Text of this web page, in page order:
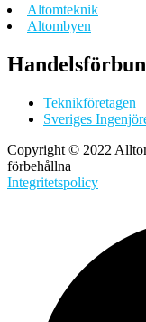
Altomteknik
Altombyen
Teknikföretagen
Sveriges
Copyright © 2022
förbehållna
Integritetspolicy